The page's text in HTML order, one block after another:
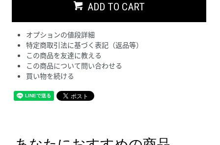
ADD TO CART
オプションの値段詳細
特定商取引法に基づく表記（返品等）
この商品を友達に教える
この商品について問い合わせる
買い物を続ける